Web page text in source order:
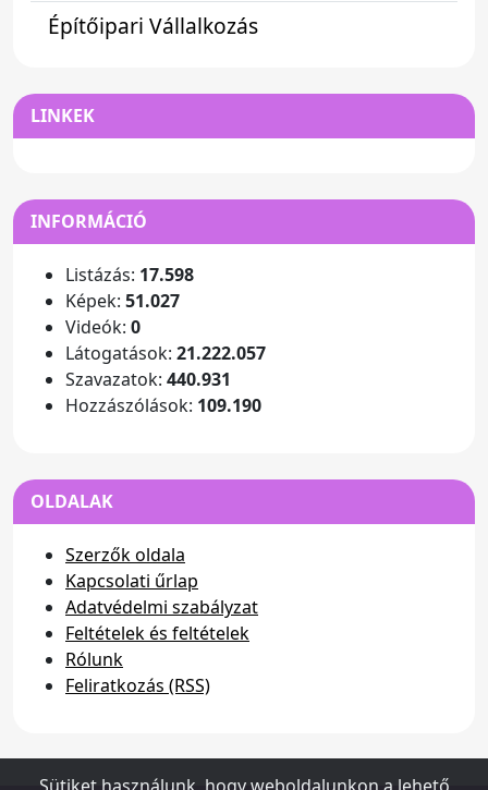
Építőipari Vállalkozás
LINKEK
INFORMÁCIÓ
Listázás: 17.598
Képek: 51.027
Videók: 0
Látogatások: 21.222.057
Szavazatok: 440.931
Hozzászólások: 109.190
OLDALAK
Szerzők oldala
Kapcsolati űrlap
Adatvédelmi szabályzat
Feltételek és feltételek
Rólunk
Feliratkozás (RSS)